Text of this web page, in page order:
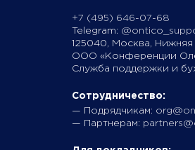
+7 (495) 646-07-68
Telegram:
125040, Москва, Нижняя
ООО «Конференции
Служба поддержки и
Сотрудничество:
— Подрядчикам:
— Партнерам: